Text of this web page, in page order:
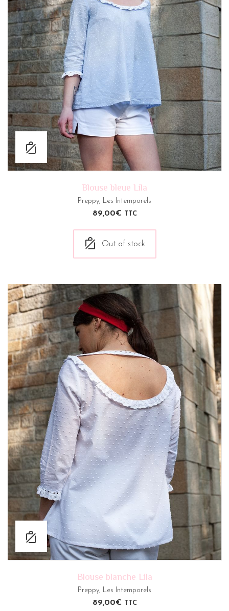
Blouse bleue Lila
Preppy, Les Intemporels
89,00€ TTC
Out of stock
Blouse blanche Lila
Preppy, Les Intemporels
89,00€ TTC